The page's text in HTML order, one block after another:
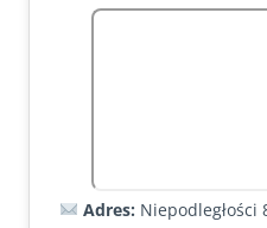
Adres: Niepodległości